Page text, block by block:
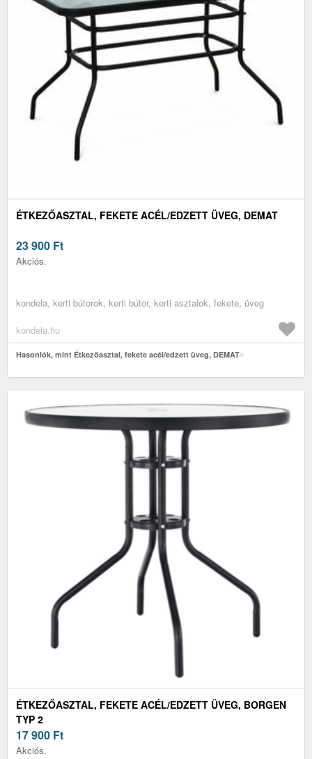
ÉTKEZŐASZTAL, FEKETE ACÉL/EDZETT ÜVEG, DEMAT
23 900 Ft
Akciós.
kondela, kerti bútorok, kerti bútor, kerti asztalok, fekete, üveg
kondela.hu
Hasonlók, mint Étkezőasztal, fekete acél/edzett üveg, DEMAT
ÉTKEZŐASZTAL, FEKETE ACÉL/EDZETT ÜVEG, BORGEN
TYP 2
17 900 Ft
Akciós.